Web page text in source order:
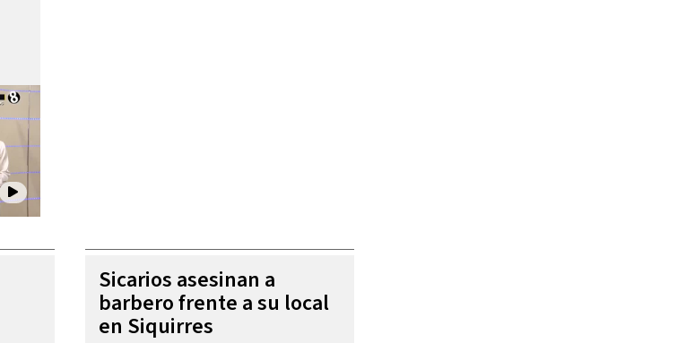
Sicarios asesinan a
barbero frente a su local
en Siquirres